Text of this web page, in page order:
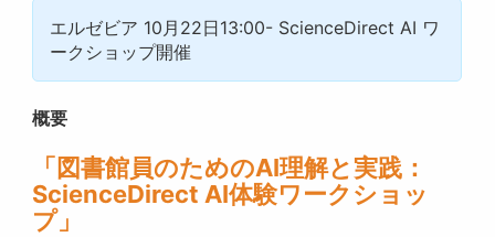
エルゼビア 10月22日13:00- ScienceDirect AI ワ
ークショップ開催
概要
「 図書館員のためのAI理解と実践：
ScienceDirect AI体験ワークショッ
プ」